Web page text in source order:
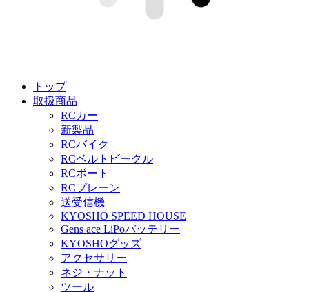
トップ
取扱商品
RCカー
新製品
RCバイク
RCベルトビークル
RCボート
RCプレーン
送受信機
KYOSHO SPEED HOUSE
Gens ace LiPoバッテリー
KYOSHOグッズ
アクセサリー
ネジ・ナット
ツール